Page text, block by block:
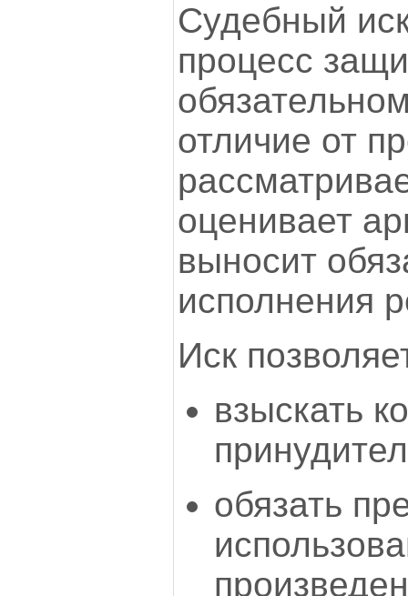
Судебный
процесс
отличие от
оценивает
выносит
исполнения
Иск
взыскать
обязать